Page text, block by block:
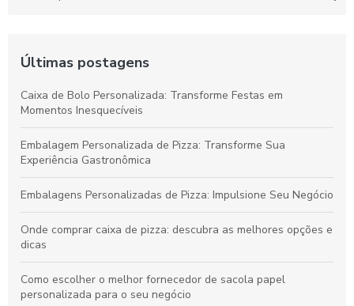
Últimas postagens
Caixa de Bolo Personalizada: Transforme Festas em
Momentos Inesquecíveis
Embalagem Personalizada de Pizza: Transforme Sua
Experiência Gastronômica
Embalagens Personalizadas de Pizza: Impulsione Seu Negócio
Onde comprar caixa de pizza: descubra as melhores opções e
dicas
Como escolher o melhor fornecedor de sacola papel
personalizada para o seu negócio